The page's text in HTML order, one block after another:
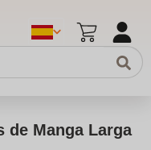
de Manga Larga